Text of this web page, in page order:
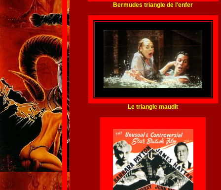
Bermudes triangle de l'enfer
Le triangle maudit